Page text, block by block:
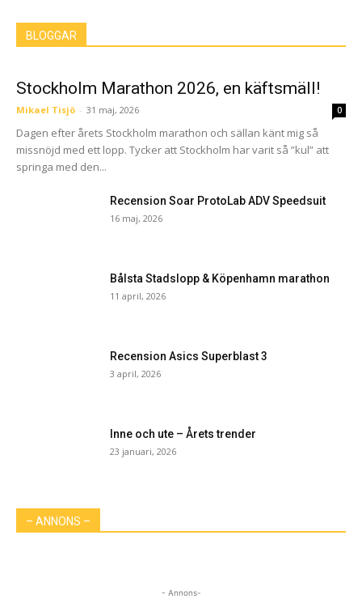
BLOGGAR
Stockholm Marathon 2026, en käftsmäll!
Mikael Tisjö - 31 maj, 2026 0
Dagen efter årets Stockholm marathon och sällan känt mig så
missnöjd med ett lopp. Tycker att Stockholm har varit så ”kul” att
springa med den...
Recension Soar ProtoLab ADV Speedsuit
16 maj, 2026
Bålsta Stadslopp & Köpenhamn marathon
11 april, 2026
Recension Asics Superblast 3
3 april, 2026
Inne och ute – Årets trender
23 januari, 2026
– ANNONS –
- Annons-